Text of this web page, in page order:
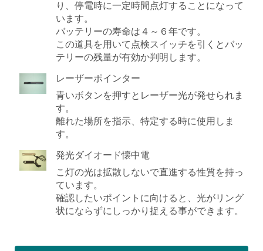
り、停電時に一定時間点灯することになって
います。
バッテリーの寿命は４～６年です。
この道具を用いて点検スイッチを引くとバッ
テリーの残量が有効か判明します。
レーザーポインター
青いボタンを押すとレーザー光が発せられま
す。
離れた場所を指示、特定する時に使用しま
す。
発光ダイオード懐中電
こ灯の光は拡散しないで直進する性質を持っ
ています。
確認したいポイントに向けると、光がリング
状にならずにしっかり捉える事ができます。